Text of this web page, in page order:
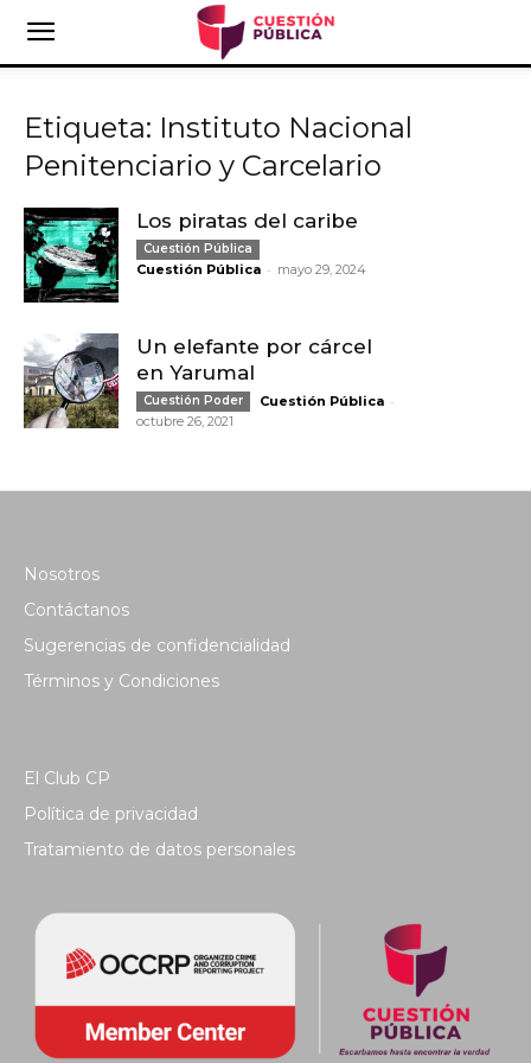
Etiqueta: Instituto Nacional
Penitenciario y Carcelario
Los piratas del caribe
Cuestión Pública
Cuestión Pública - mayo 29, 2024
Un elefante por cárcel
en Yarumal
Cuestión Poder Cuestión Pública -
octubre 26, 2021
Nosotros
Contáctanos
Sugerencias de confidencialidad
Términos y Condiciones
El Club CP
Política de privacidad
Tratamiento de datos personales